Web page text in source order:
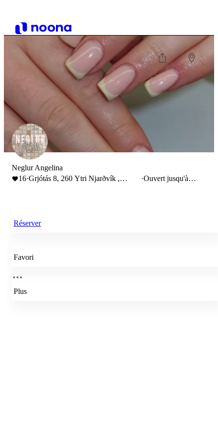
Neglur Angelina
16·Grjótás 8, 260 Ytri Njarðvík ,
·Ouvert jusqu'à
Réserver
Favori
Plus